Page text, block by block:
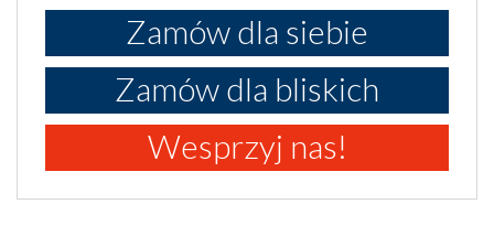
Zamów dla siebie
Zamów dla bliskich
Wesprzyj nas!